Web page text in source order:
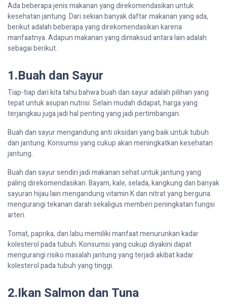
Adabeberapajenismakananyangdirekomendasikanuntuk
kesehatanjantung. Darisekianbanyakdaftarmakananyangada,
berikutadalahbeberapayangdirekomendasikankarena
manfaatnya. Adapunmakananyangdimaksudantaralainadalah
sebagaiberikut.
1.Buah dan Sayur
Tiap-tiapdarikitatahubahwabuahdansayuradalahpilihanyang
tepatuntukasupannutrisi. Selainmudahdidapat,hargayang
terjangkaujugajadihalpentingyangjadipertimbangan.
Buahdansayurmengandungantioksidanyangbaikuntuktubuh
danjantung.Konsumsiyangcukupakanmeningkatkankesehatan
jantung.
Buahdansayursendirijadimakanansehatuntukjantungyang
palingdirekomendasikan.Bayam, kale,selada,kangkungdanbanyak
sayuranhijaulainmengandungvitamin K dannitratyangberguna
mengurangitekanandarahsekaligusmemberipeningkatanfungsi
arteri.
Tomat, paprika, danlabumemilikimanfaatmenurunkankadar
kolesterolpadatubuh.Konsumsiyangcukupdiyakinidapat
mengurangirisikomasalahjantungyangterjadiakibatkadar
kolesterolpadatubuhyangtinggi.
2.Ikan Salmon dan Tuna